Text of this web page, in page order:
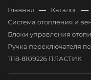
Главная — Каталог —
Система отопления и
Блоки управления
Ручка переключателя
1118-8109226 ПЛАСТИК